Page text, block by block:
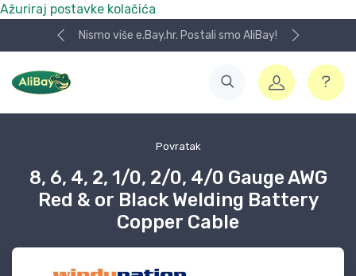
Ažuriraj postavke kolačića
Nismo više e.Bay.hr. Postali smo AliBay!
Povratak
8, 6, 4, 2, 1/0, 2/0, 4/0 Gauge AWG
Red & or Black Welding Battery
Copper Cable